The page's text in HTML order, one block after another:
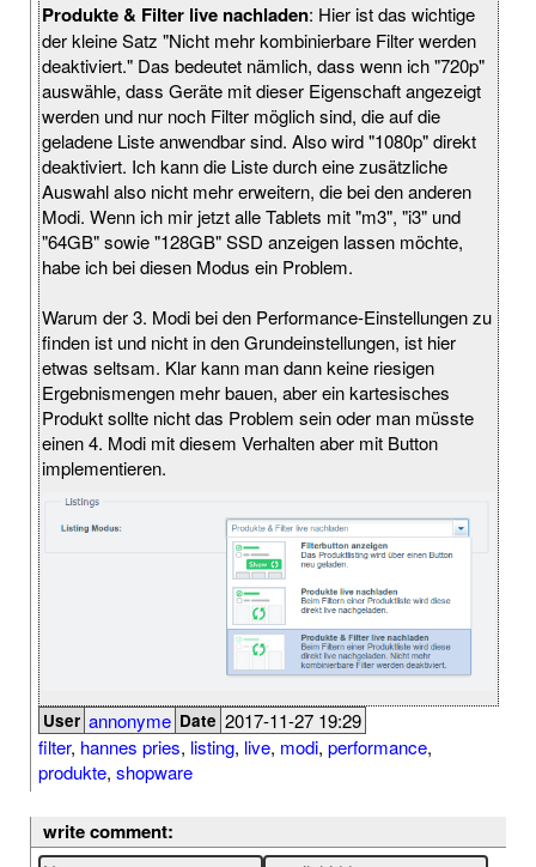
Produkte & Filter live nachladen: Hier ist das wichtige
der kleine Satz "Nicht mehr kombinierbare Filter werden
deaktiviert." Das bedeutet nämlich, dass wenn ich "720p"
auswähle, dass Geräte mit dieser Eigenschaft angezeigt
werden und nur noch Filter möglich sind, die auf die
geladene Liste anwendbar sind. Also wird "1080p" direkt
deaktiviert. Ich kann die Liste durch eine zusätzliche
Auswahl also nicht mehr erweitern, die bei den anderen
Modi. Wenn ich mir jetzt alle Tablets mit "m3", "i3" und
"64GB" sowie "128GB" SSD anzeigen lassen möchte,
habe ich bei diesen Modus ein Problem.
Warum der 3. Modi bei den Performance-Einstellungen zu
finden ist und nicht in den Grundeinstellungen, ist hier
etwas seltsam. Klar kann man dann keine riesigen
Ergebnismengen mehr bauen, aber ein kartesisches
Produkt sollte nicht das Problem sein oder man müsste
einen 4. Modi mit diesem Verhalten aber mit Button
implementieren.
User annonyme Date 2017-11-27 19:29
filter, hannes pries, listing, live, modi, performance,
produkte, shopware
write comment: